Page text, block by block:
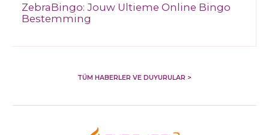
ZebraBingo: Jouw Ultieme Online Bingo
Bestemming
TÜM HABERLER VE DUYURULAR >